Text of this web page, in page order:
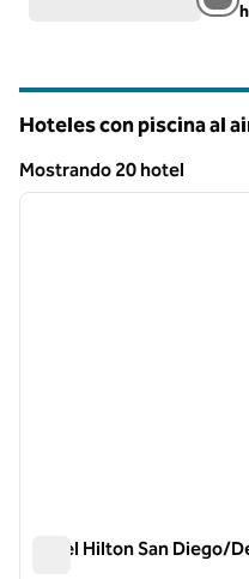
Hoteles con piscina al
Mostrando 20 hotel
Mostrando 20 hotel
1 de 10
Hotel Hilton San Diego/